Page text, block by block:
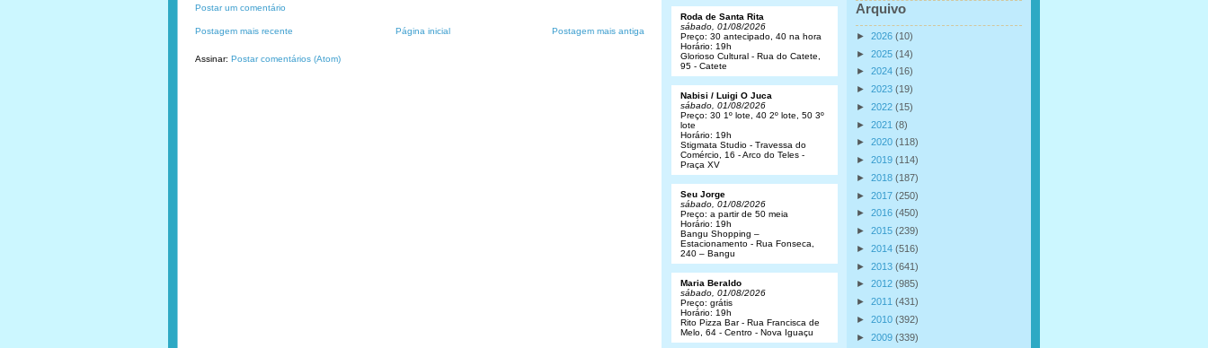
Postar um comentário
Postagem mais recente Postagem mais antiga
Página inicial
Assinar: Postar comentários (Atom)
Arquivo
► 2026 (10)
► 2025 (14)
► 2024 (16)
► 2023 (19)
► 2022 (15)
► 2021 (8)
► 2020 (118)
► 2019 (114)
► 2018 (187)
► 2017 (250)
► 2016 (450)
► 2015 (239)
► 2014 (516)
► 2013 (641)
► 2012 (985)
► 2011 (431)
► 2010 (392)
► 2009 (339)
Roda de Santa Rita
sábado, 01/08/2026
Preço: 30 antecipado, 40 na hora
Horário: 19h
Glorioso Cultural - Rua do Catete,
95 - Catete
Nabisi / Luigi O Juca
sábado, 01/08/2026
Preço: 30 1º lote, 40 2º lote, 50 3º
lote
Horário: 19h
Stigmata Studio - Travessa do
Comércio, 16 - Arco do Teles -
Praça XV
Seu Jorge
sábado, 01/08/2026
Preço: a partir de 50 meia
Horário: 19h
Bangu Shopping –
Estacionamento - Rua Fonseca,
240 – Bangu
Maria Beraldo
sábado, 01/08/2026
Preço: grátis
Horário: 19h
Rito Pizza Bar - Rua Francisca de
Melo, 64 - Centro - Nova Iguaçu